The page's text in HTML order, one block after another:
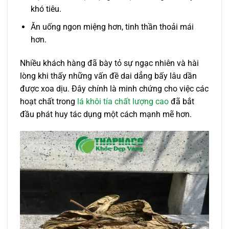
khó tiêu.
Ăn uống ngon miệng hơn, tinh thần thoải mái
hơn.
Nhiều khách hàng đã bày tỏ sự ngạc nhiên và hài
lòng khi thấy những vấn đề dai dẳng bấy lâu dần
được xoa dịu. Đây chính là minh chứng cho việc các
hoạt chất trong lá khôi tía chất lượng cao đã bắt
đầu phát huy tác dụng một cách mạnh mẽ hơn.